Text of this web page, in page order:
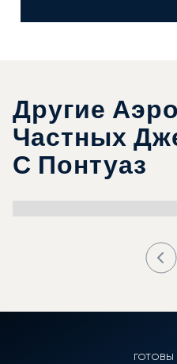
Другие
Частных
С Понтуаз
ГОТОВЫ